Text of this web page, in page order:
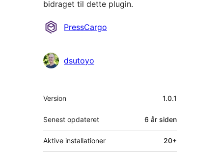
bidraget til dette plugin.
Bidragsydere
PressCargo
dsutoyo
Meta
Version 1.0.1
Senest opdateret 6 år siden
Aktive installationer 20+